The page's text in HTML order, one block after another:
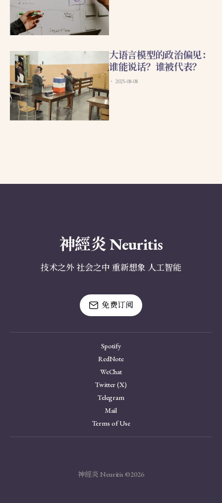
大语言模型的政治偏见：
谁能说话？谁被代表？
2025-08-08
神經炎 Neuritis
技术之外 社会之中 重新想象 人工智能
免费订阅
Spotify
RedNote
WeChat
Twitter (X)
Telegram
Mail
Terms of Use
神經炎 Neuritis ©2026